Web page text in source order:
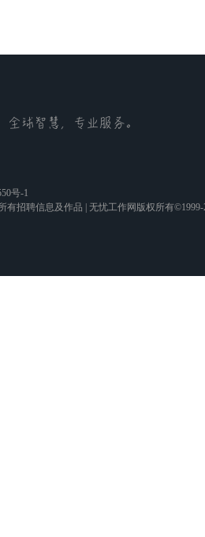
号-1
有招聘信息及作品 | 无忧工作网版权所有©1999-